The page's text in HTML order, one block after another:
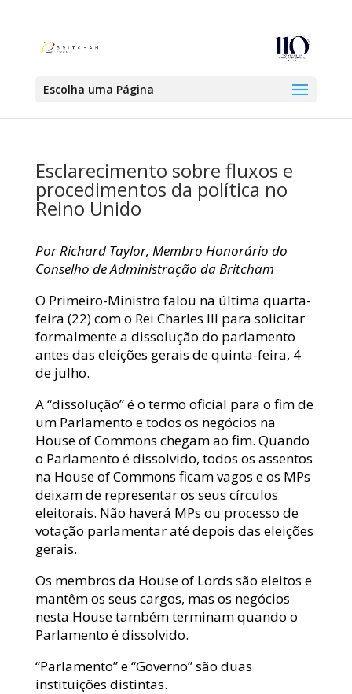
Escolha uma Página
Esclarecimento sobre fluxos e
procedimentos da política no
Reino Unido
Por Richard Taylor, Membro Honorário do
Conselho de Administração da Britcham
O Primeiro-Ministro falou na última quarta-
feira (22) com o Rei Charles III para solicitar
formalmente a dissolução do parlamento
antes das eleições gerais de quinta-feira, 4
de julho.
A “dissolução” é o termo oficial para o fim de
um Parlamento e todos os negócios na
House of Commons chegam ao fim. Quando
o Parlamento é dissolvido, todos os assentos
na House of Commons ficam vagos e os MPs
deixam de representar os seus círculos
eleitorais. Não haverá MPs ou processo de
votação parlamentar até depois das eleições
gerais.
Os membros da House of Lords são eleitos e
mantêm os seus cargos, mas os negócios
nesta House também terminam quando o
Parlamento é dissolvido.
“Parlamento” e “Governo” são duas
instituições distintas.